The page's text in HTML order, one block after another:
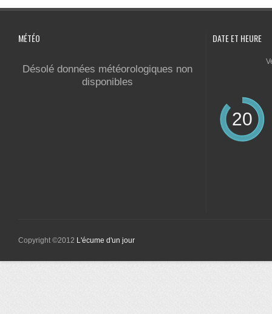
MÉTÉO
Désolé données météorologiques non
disponibles
DATE ET HEURE
20
Copyright ©2012 L'écume d'un jour